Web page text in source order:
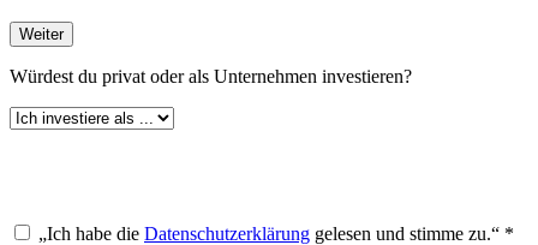
Weiter
Würdest du privat oder als Unternehmen investieren?
„Ich habe die Datenschutzerklärung gelesen und stimme zu.“ *